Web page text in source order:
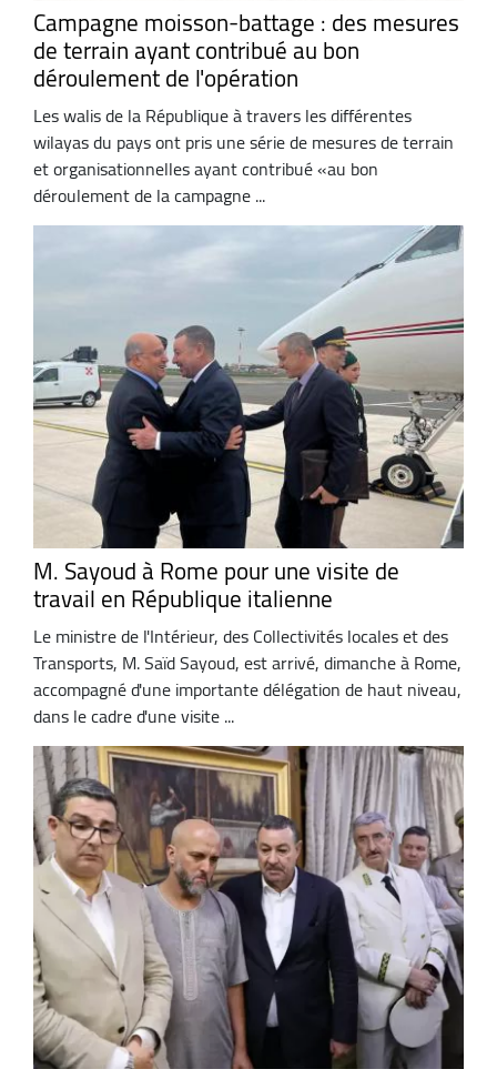
Campagne moisson-battage : des mesures
de terrain ayant contribué au bon
déroulement de l'opération
Les walis de la République à travers les différentes
wilayas du pays ont pris une série de mesures de terrain
et organisationnelles ayant contribué «au bon
déroulement de la campagne ...
M. Sayoud à Rome pour une visite de
travail en République italienne
Le ministre de l'Intérieur, des Collectivités locales et des
Transports, M. Saïd Sayoud, est arrivé, dimanche à Rome,
accompagné d'une importante délégation de haut niveau,
dans le cadre d'une visite ...